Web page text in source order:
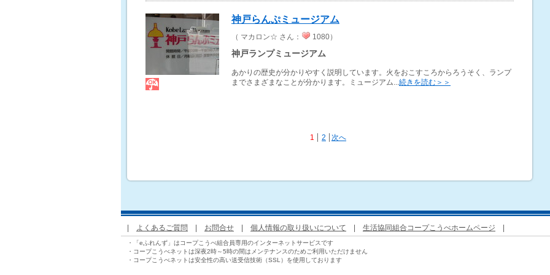
神戸らんぷミュージアム
（ マカロン☆ さん： 1080）
神戸ランプミュージアム
あかりの歴史が分かりやすく説明しています。火をおこすころからろうそく、ランプ
までさまざまなことが分かります。ミュージアム...続きを読む＞＞
1 2 次へ
| よくあるご質問 | お問合せ | 個人情報の取り扱いについて | 生活協同組合コープこうべホームページ |
・「eふれんず」はコープこうべ組合員専用のインターネットサービスです
・コープこうべネットは深夜2時～5時の間はメンテナンスのためご利用いただけません
・コープこうべネットは安全性の高い送受信技術（SSL）を使用しております